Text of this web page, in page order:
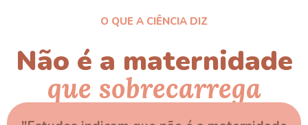
O QUE A CIÊNCIA DIZ
Não é a maternidade
que sobrecarrega